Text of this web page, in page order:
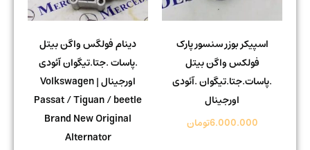
اسپیکر بوزر سنسور پارک
فولکس واگن بیتل
.پاسات.جتا.تیگوان .آئودی
اورجینال
6.000.000تومان
دینام فولگس واگن بیتل
.پاسات .جتا.تیگوان آئودی
اورجینال | Volkswagen
Passat / Tiguan / beetle
Brand New Original
Alternator